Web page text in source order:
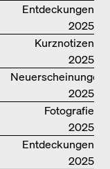
Entdeckungen
2025
Kurznotizen
2025
Neuerscheinungen
2025
Fotografie
2025
Entdeckungen
2025